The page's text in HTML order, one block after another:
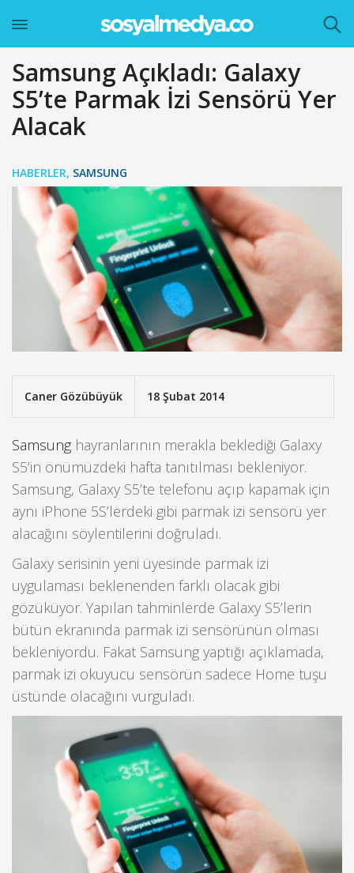
Samsung Açıkladı: Galaxy
S5’te Parmak İzi Sensörü Yer
Alacak
HABERLER, SAMSUNG
Caner Gözübüyük 18 Şubat 2014
Samsung hayranlarının merakla beklediği Galaxy
S5’in önümüzdeki hafta tanıtılması bekleniyor.
Samsung, Galaxy S5’te telefonu açıp kapamak için
aynı iPhone 5S’lerdeki gibi parmak izi sensörü yer
alacağını söylentilerini doğruladı.
Galaxy serisinin yeni üyesinde parmak izi
uygulaması beklenenden farklı olacak gibi
gözüküyor. Yapılan tahminlerde Galaxy S5’lerin
bütün ekranında parmak izi sensörünün olması
bekleniyordu. Fakat Samsung yaptığı açıklamada,
parmak izi okuyucu sensörün sadece Home tuşu
üstünde olacağını vurguladı.